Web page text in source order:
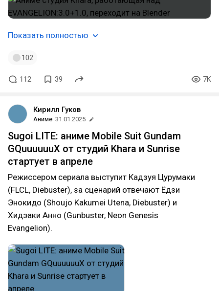
Показать полностью
102
112 39 7K
Кирилл Гуков
Аниме 31.01.2025
Sugoi LITE: аниме Mobile Suit Gundam
GQuuuuuuX от студий Khara и Sunrise
стартует в апреле
Режиссером сериала выступит Кадзуя Цурумаки
(FLCL, Diebuster), за сценарий отвечают Ёдзи
Энокидо (Shoujo Kakumei Utena, Diebuster) и
Хидэаки Анно (Gunbuster, Neon Genesis
Evangelion).